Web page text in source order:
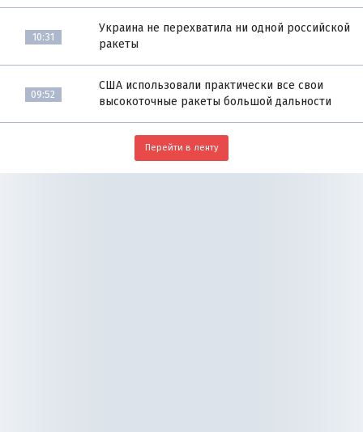
10:31
Украина не перехватила ни одной российской
ракеты
09:52
США использовали практически все свои
высокоточные ракеты большой дальности
Перейти в ленту